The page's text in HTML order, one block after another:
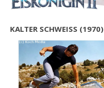
KALTER SCHWEISS (1970)